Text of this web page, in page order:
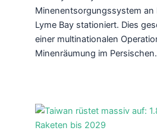
Minenentsorgungssystem an
Lyme Bay stationiert. Dies
einer multinationalen
Minenräumung im